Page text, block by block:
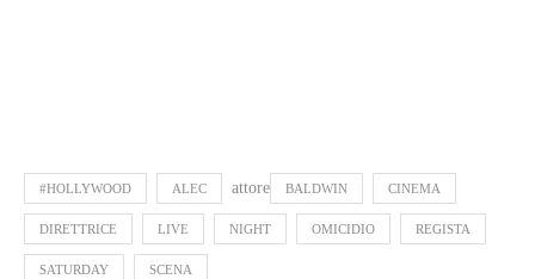
#HOLLYWOOD ALEC attore BALDWIN CINEMA
DIRETTRICE LIVE NIGHT OMICIDIO REGISTA
SATURDAY SCENA